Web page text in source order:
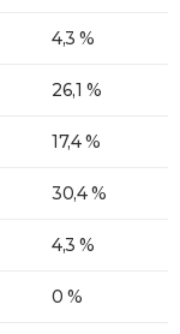
4,3 %
26,1 %
17,4 %
30,4 %
4,3 %
0 %